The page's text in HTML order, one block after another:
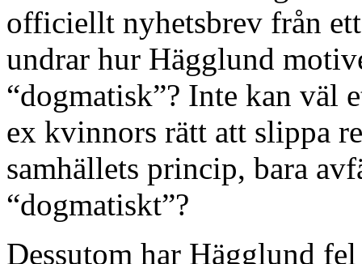
officiellt nyhetsbrev från
undrar hur Hägglund
“dogmatisk”? Inte kan väl
ex kvinnors rätt att slippa
samhällets princip, bara
“dogmatiskt”?
Dessutom har Hägglund